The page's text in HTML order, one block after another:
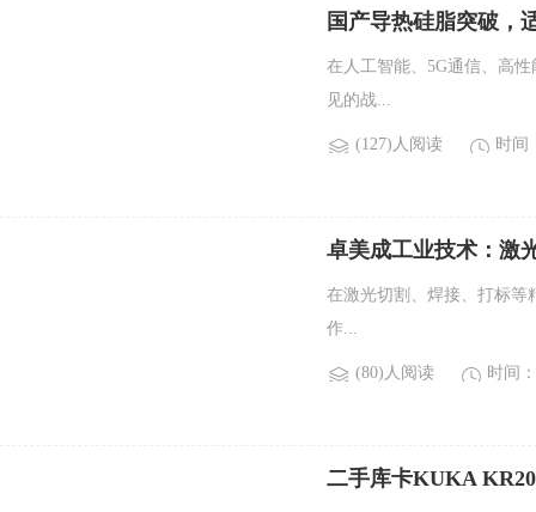
国产导热硅脂突破，
在人工智能、5G通信、高
见的战...
(127)人阅读 时间
卓美成工业技术：激
在激光切割、焊接、打标等
作...
(80)人阅读 时间
二手库卡KUKA